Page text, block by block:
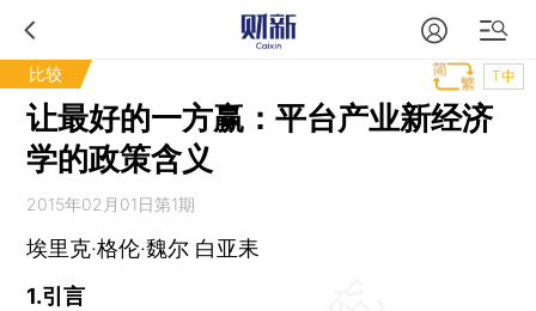
比较 T中
让最好的一方赢：平台产业新经济
学的政策含义
2015年02月01日第1期
埃里克·格伦·魏尔 白亚耒
1.引言